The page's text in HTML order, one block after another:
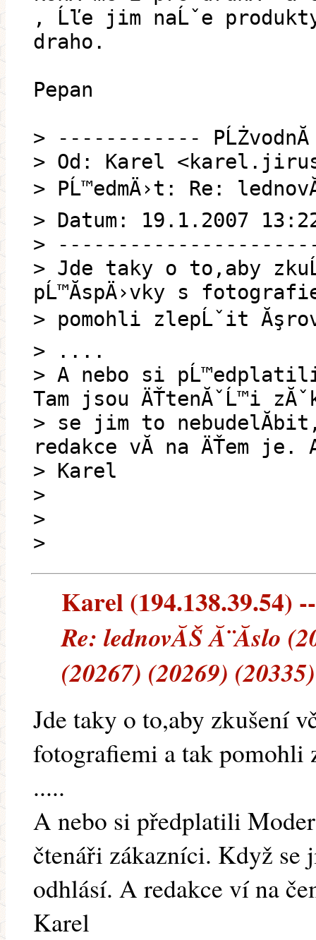
, Ĺľe jim naĹˇe produkty
draho.
Pepan
> ------------
> Od: Karel
> PĹ™edmÄ›t: Re: lednovĂ
> Datum: 19.1.2007
>
> Jde taky o to,aby
pĹ™Ă­spÄ›vky s
> pomohli zlepĹˇit
> ....
> A nebo si pĹ™edplatili
Tam jsou ÄŤtenĂˇĹ™i
> se jim to
redakce vĂ­ na ÄŤem
> Karel
>
>
>
Karel (194.138.39.54)
Re: lednovĂŠ Ă¨Ă­slo
(20267) (20269) (20335)
Jde taky o to,aby zkušení
fotografiemi a tak pomohli
.....
A nebo si předplatili
čtenáři zákazníci. Když
odhlásí. A redakce ví na
Karel